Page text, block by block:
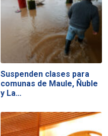
Suspenden clases para
comunas de Maule, Ñuble
y La…